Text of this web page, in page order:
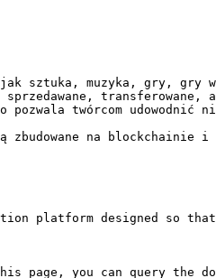
jak sztuka, muzyka, gry,
transferowane,
twórcom udowodnić
na blockchainie i
platform designed so
you can query the